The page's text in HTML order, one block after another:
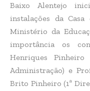
Baixo Alentejo
instalações da
Ministério da
importância os
Henriques
Administração) e
Brito Pinheiro (1ª